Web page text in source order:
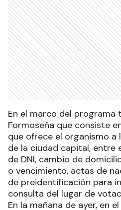
En el marco del
Formoseña que consiste
que ofrece el organismo
de la ciudad capital, entre
de DNI, cambio de
o vencimiento, actas de
de preidentificación para
consulta del lugar de
En la mañana de ayer, en